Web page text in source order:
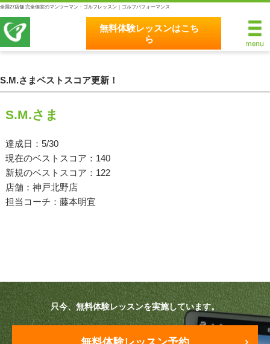
全国27店舗 完全個室のマンツーマン・ゴルフレッスン｜ゴルフパフォーマンス
無料体験レッスンはこち
ら
無料体験レッスンはこちら
統一されたレッスン理論
最新のスイング解析システム
原田メソッド
エゴスキューメソッド
S.M.さまベストスコア更新！
S.M.さま
達成日：5/30
現在のベストスコア：140
新規のベストスコア：122
店舗：神戸北野店
担当コーチ：藤本明宜
只今、無料体験レッスンを実施しています。